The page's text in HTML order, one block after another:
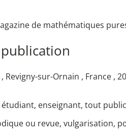
de mathématiques
Revigny-sur-Ornain , France ,
étudiant, enseignant, tout public
ou revue, vulgarisation,